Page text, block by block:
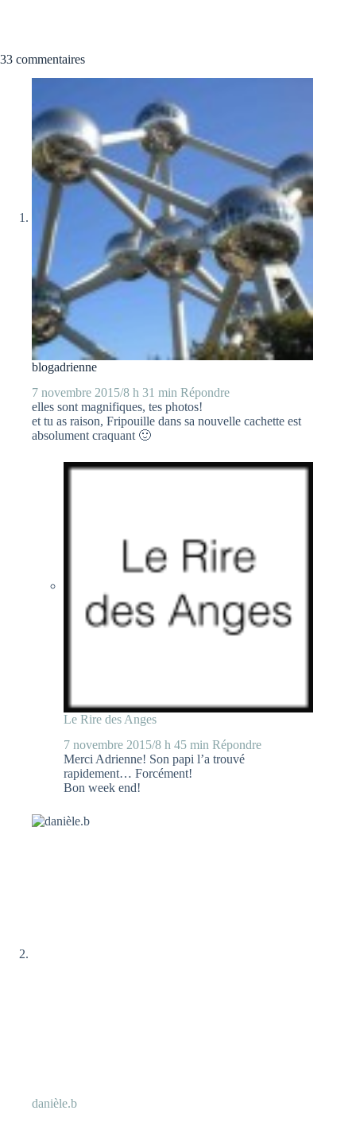
33 commentaires
blogadrienne
7 novembre 2015/8 h 31 min Répondre
elles sont magnifiques, tes photos!
et tu as raison, Fripouille dans sa nouvelle cachette est
absolument craquant 🙂
Le Rire des Anges
7 novembre 2015/8 h 45 min Répondre
Merci Adrienne! Son papi l’a trouvé
rapidement… Forcément!
Bon week end!
danièle.b